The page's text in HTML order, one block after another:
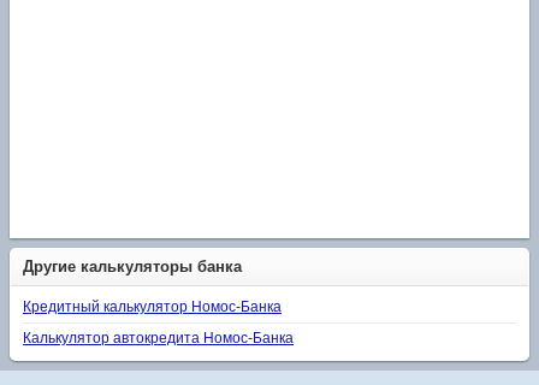
Другие калькуляторы банка
Кредитный калькулятор Номос-Банка
Калькулятор автокредита Номос-Банка